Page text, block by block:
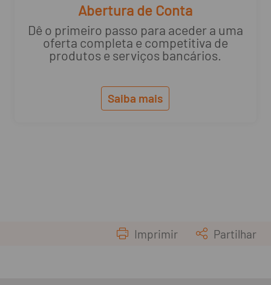
Abertura de Conta
Dê o primeiro passo para aceder a uma
oferta completa e competitiva de
produtos e serviços bancários.
Saiba mais
Imprimir Partilhar